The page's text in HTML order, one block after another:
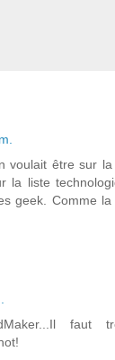
voulait être sur la
la liste
geek. Comme
faut